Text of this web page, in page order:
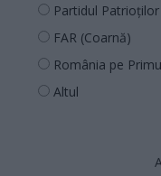
Partidul Patrioților
FAR (Coarnă)
România pe
Altul